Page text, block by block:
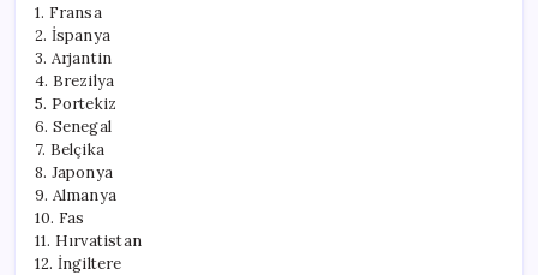
1. Fransa
2. İspanya
3. Arjantin
4. Brezilya
5. Portekiz
6. Senegal
7. Belçika
8. Japonya
9. Almanya
10. Fas
11. Hırvatistan
12. İngiltere